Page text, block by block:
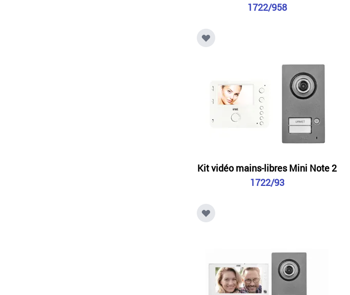
1722/958
Kit vidéo mains-libres Mini Note 2
1722/93